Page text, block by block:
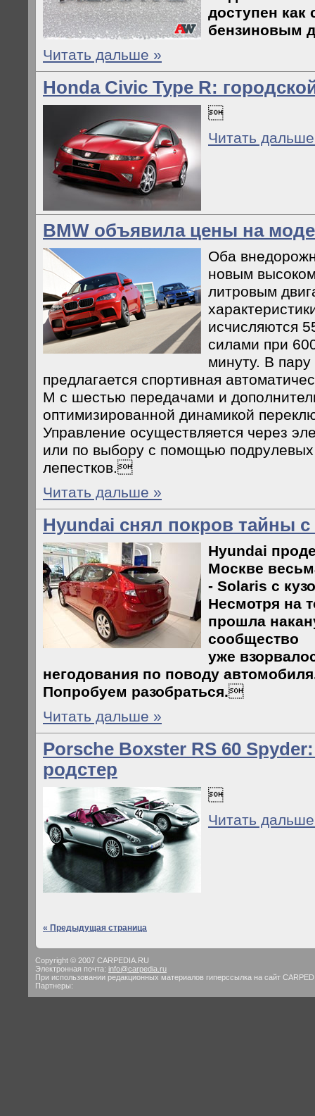
доступен как
бензиновым
Читать дальше »
Honda Civic Type R:

Читать
BMW объявила цены на
Оба
новым
литровым
исчисляются
силами при
минуту. В
предлагается спортивная
М с шестью передачами и
оптимизированной динамикой
Управление осуществляется через
или по выбору с помощью
лепестков.
Читать дальше »
Hyundai снял покров тайны с
Hyundai
Москве
- Solaris с
Несмотря на
прошла
сообщество
уже
негодования по поводу
Попробуем разобраться.
Читать дальше »
Porsche Boxster RS 60
родстер

Читать
« Предыдущая страница
Copyright © 2007 CARPEDIA.RU
Электронная почта: info@carpedia.ru
При использовании редакционных материалов гиперссылка на сайт
Партнеры: